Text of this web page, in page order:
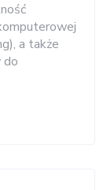
a także
do